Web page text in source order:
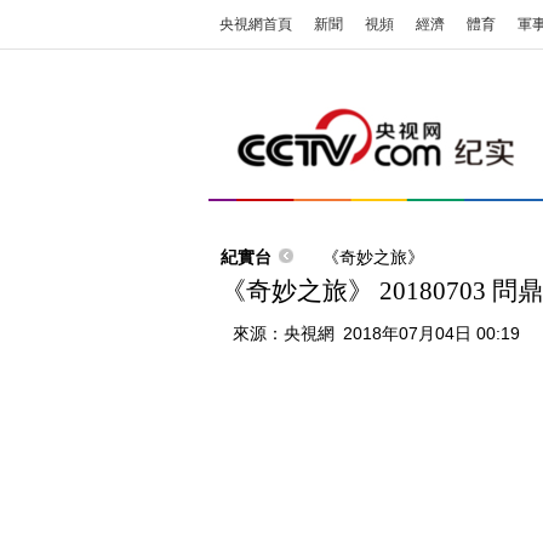
央視網首頁 新聞 視頻 經濟 體育 軍
紀實台 《奇妙之旅》
《奇妙之旅》 20180703 問
來源： 央視網 2018年07月04日 00:19